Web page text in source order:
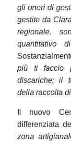
gli oneri di
gestite da
regionale,
quantitativo
più ti faccio
discariche; il
della raccolta
Il nuovo
differenziata
zona